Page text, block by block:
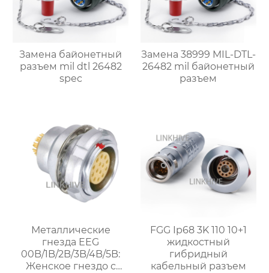
Замена байонетный
разъем mil dtl 26482
spec
Замена 38999 MIL-DTL-
26482 mil байонетный
разъем
Металлические
гнезда EEG
00B/1B/2B/3B/4B/5B:
Женское гнездо с
FGG Ip68 3K 110 10+1
жидкостный
гибридный
кабельный разъем